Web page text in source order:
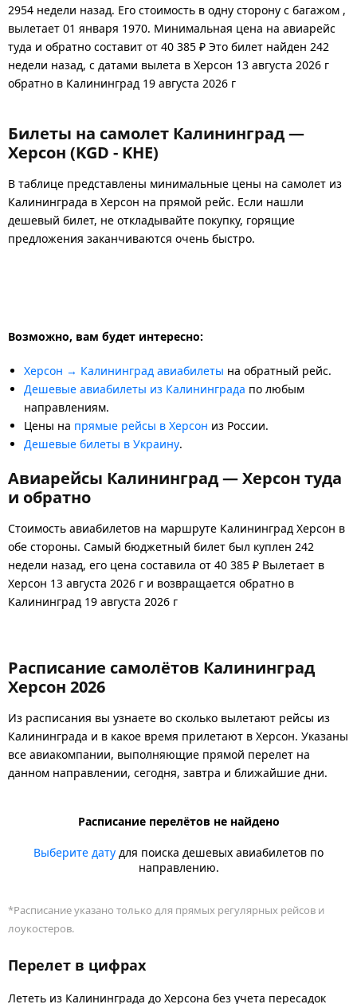
2954 недели назад. Его стоимость в одну сторону с багажом ,
вылетает 01 января 1970. Минимальная цена на авиарейс
туда и обратно составит от 40 385 ₽ Это билет найден 242
недели назад, с датами вылета в Херсон 13 августа 2026 г
обратно в Калининград 19 августа 2026 г
Билеты на самолет Калининград —
Херсон (KGD - KHE)
В таблице представлены минимальные цены на самолет из
Калининграда в Херсон на прямой рейс. Если нашли
дешевый билет, не откладывайте покупку, горящие
предложения заканчиваются очень быстро.
Возможно, вам будет интересно:
Херсон → Калининград авиабилеты на обратный рейс.
Дешевые авиабилеты из Калининграда по любым
направлениям.
Цены на прямые рейсы в Херсон из России.
Дешевые билеты в Украину.
Авиарейсы Калининград — Херсон туда
и обратно
Стоимость авиабилетов на маршруте Калининград Херсон в
обе стороны. Самый бюджетный билет был куплен 242
недели назад, его цена составила от 40 385 ₽ Вылетает в
Херсон 13 августа 2026 г и возвращается обратно в
Калининград 19 августа 2026 г
Расписание самолётов Калининград
Херсон 2026
Из расписания вы узнаете во сколько вылетают рейсы из
Калининграда и в какое время прилетают в Херсон. Указаны
все авиакомпании, выполняющие прямой перелет на
данном направлении, сегодня, завтра и ближайшие дни.
Расписание перелётов не найдено
Выберите дату для поиска дешевых авиабилетов по
направлению.
*Расписание указано только для прямых регулярных рейсов и
лоукостеров.
Перелет в цифрах
Лететь из Калининграда до Херсона без учета пересадок